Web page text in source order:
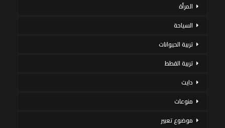
المرأة
السياحة
تربية الحيوانات
تربية القطط
دايت
منوعات
موضوع تعبير